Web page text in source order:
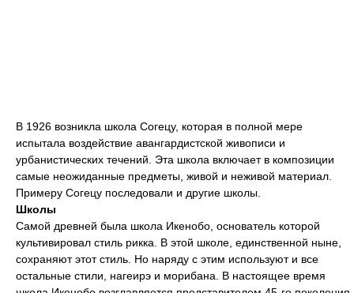
В 1926 возникла школа Согецу, которая в полной мере
испытала воздействие авангардистской живописи и
урбанистических течений. Эта школа включает в композиции
самые неожиданные предметы, живой и неживой материал.
Примеру Согецу последовали и другие школы.
Школы
Самой древней была школа Икенобо, основатель которой
культивировал стиль рикка. В этой школе, единственной ныне,
сохраняют этот стиль. Но наряду с этим используют и все
остальные стили, нагеирэ и морибана. В настоящее время